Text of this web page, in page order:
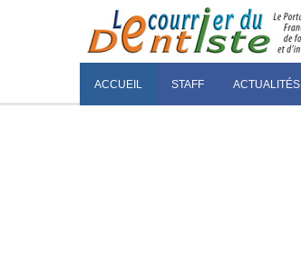
ACCUEIL STAFF ACTUALITÉS